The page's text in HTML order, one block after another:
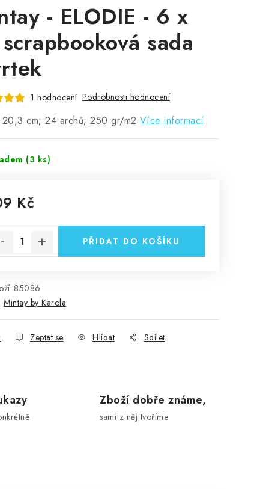
- ELODIE - 6 x
sada
1 hodnocení Podrobnosti hodnocení
cm; 24 archů; 250 gr/m2 Více informací
(3 ks)
Kč
PŘIDAT DO KOŠÍKU
85086
Mintay by Karola
Zeptat se Hlídat Sdílet
Zboží dobře známe,
sami z něj tvoříme